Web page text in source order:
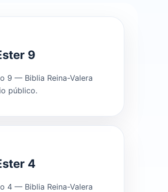
9
9 — Biblia Reina-Valera
público.
4
4 — Biblia Reina-Valera